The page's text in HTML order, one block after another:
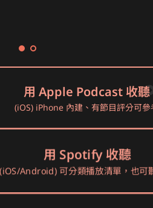
用 Apple Podcast 收聽
(iOS) iPhone 內建、有節目評分可參
用 Spotify 收聽
(iOS/Android) 可分類播放清單，也可